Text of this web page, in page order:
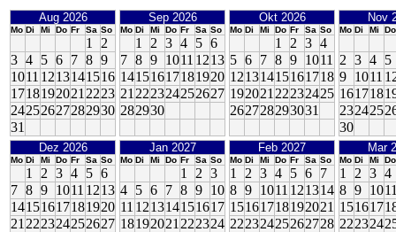
Aug 2026
Mo Di Mi Do Fr Sa So
1
2
3 4 5 6 7 8 9
1011 1213141516
1718192021 2223
24252627282930
31
Sep 2026
Mo Di Mi Do Fr Sa So
1 2 3 4 5 6
7 8 9 1011 1213
14151617181920
21 222324252627
282930
Okt 2026
Mo Di Mi Do Fr Sa So
1 2 3 4
5 6 7 8 9 1011
12131415161718
192021 22232425
262728293031
Nov
Mo Di Mi Do
2 3 4 5
9 1011
161718
232425
30
Dez 2026
Mo Di Mi Do Fr Sa So
1 2 3 4 5 6
7 8 9 1011 1213
14151617181920
21 222324252627
Jan 2027
Mo Di Mi Do Fr Sa So
1 2 3
4 5 6 7 8 9 10
11 121314151617
18192021 222324
Feb 2027
Mo Di Mi Do Fr Sa So
1 2 3 4 5 6 7
8 9 1011 121314
15161718192021
22232425262728
Mar
Mo Di Mi Do
1 2 3 4
8 9 10
151617
222324